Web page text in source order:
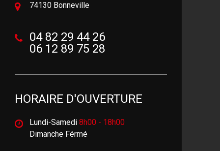
74130 Bonneville
04 82 29 44 26
06 12 89 75 28
HORAIRE D'OUVERTURE
Lundi-Samedi 8h00 - 18h00
Dimanche Férmé